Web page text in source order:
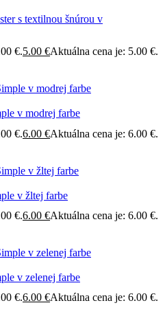
s textilnou šnúrou v
€.5.00 €Aktuálna cena je: 5.00 €.
v modrej farbe
€.6.00 €Aktuálna cena je: 6.00 €.
v žltej farbe
€.6.00 €Aktuálna cena je: 6.00 €.
v zelenej farbe
€.6.00 €Aktuálna cena je: 6.00 €.